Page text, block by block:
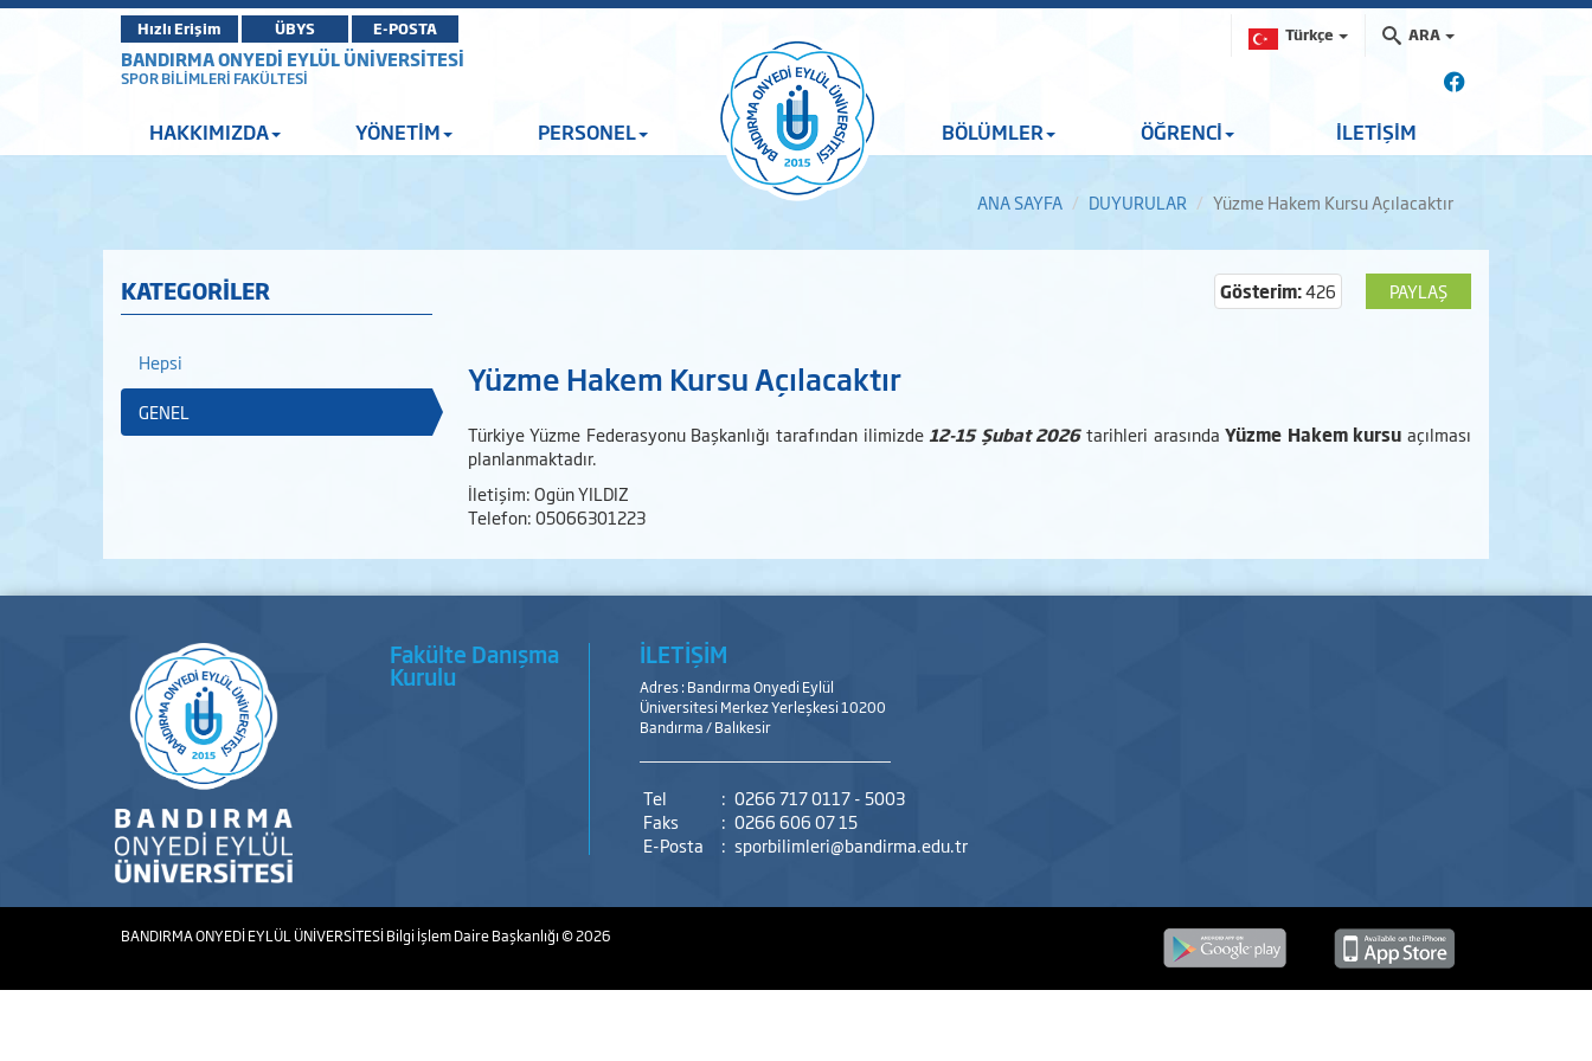
Hızlı Erişim ÜBYS E-POSTA Türkçe ARA
BANDIRMA ONYEDİ EYLÜL ÜNİVERSİTESİ
SPOR BİLİMLERİ FAKÜLTESİ
HAKKIMIZDA YÖNETİM PERSONEL BÖLÜMLER ÖĞRENCİ İLETİŞİM
ANA SAYFA DUYURULAR Yüzme Hakem Kursu Açılacaktır
KATEGORİLER
Hepsi
GENEL
PAYLAŞ
Gösterim:426
Yüzme Hakem Kursu Açılacaktır
Türkiye Yüzme Federasyonu Başkanlığı tarafından ilimizde 12-15 Şubat 2026tarihleri arasındaYüzme Hakem kursuaçılması
planlanmaktadır.
İletişim: Ogün YILDIZ
Telefon: 05066301223
Fakülte Danışma
Kurulu
İLETİŞİM
Adres : Bandırma Onyedi Eylül
Üniversitesi Merkez Yerleşkesi 10200
Bandırma / Balıkesir
Tel : 0266 717 0117 - 5003
Faks
: 0266 606 07 15
E-Posta
: sporbilimleri@bandirma.edu.tr
BANDIRMA ONYEDİ EYLÜL ÜNİVERSİTESİBilgi İşlem Daire Başkanlığı© 2026